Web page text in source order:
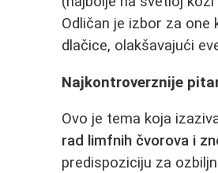
Odličan je izbor za
dlačice, olakšavajući
Najkontroverznije
Ovo je tema koja
rad limfnih čvorova i
predispoziciju za